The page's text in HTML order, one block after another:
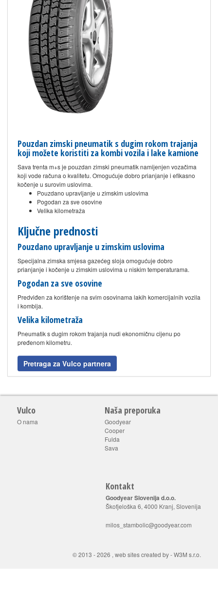
Pouzdan zimski pneumatik s dugim rokom trajanja
koji možete koristiti za kombi vozila i lake kamione
Sava trenta m+s je pouzdan zimski pneumatik namijenjen vozačima
koji vode računa o kvalitetu. Omogućuje dobro prianjanje i efikasno
kočenje u surovim uslovima.
Pouzdano upravljanje u zimskim uslovima
Pogodan za sve osovine
Velika kilometraža
Ključne prednosti
Pouzdano upravljanje u zimskim uslovima
Specijalna zimska smjesa gazećeg sloja omogućuje dobro
prianjanje i kočenje u zimskim uslovima u niskim temperaturama.
Pogodan za sve osovine
Predviđen za korištenje na svim osovinama lakih komercijalnih vozila
i kombija.
Velika kilometraža
Pneumatik s dugim rokom trajanja nudi ekonomičnu cijenu po
pređenom kilometru.
Pretraga za Vulco partnera
Vulco
O nama
Naša preporuka
Goodyear
Cooper
Fulda
Sava
Kontakt
Goodyear Slovenija d.o.o.
Škofjeloška 6, 4000 Kranj, Slovenija
milos_stambolic@goodyear.com
© 2013 - 2026 , web sites created by-W3M s.r.o.